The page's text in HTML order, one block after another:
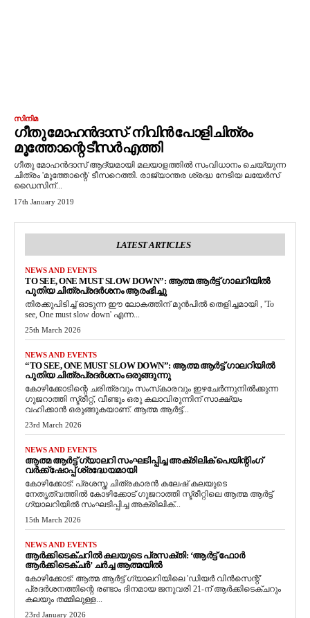
സിനിമ
ഗീതു മോഹന്‍ദാസ്- നിവിന്‍ പോളി ചിത്രം
മൂത്തോന്റെ ടീസര്‍ എത്തി
ഗീതു മോഹന്‍ദാസ് ആദ്യമായി മലയാളത്തില്‍ സംവിധാനം ചെയ്യുന്ന
ചിത്രം 'മൂത്തോന്റെ' ടീസറെത്തി. രാജ്യാന്തര ശ്രദ്ധ നേടിയ ലയേര്‍സ്
ഡൈസിന്...
17th January 2019
LATEST ARTICLES
NEWS AND EVENTS
TO SEE, ONE MUST SLOW DOWN”: ആത്മ ആർട്ട് ഗാലറിയിൽ
പുതിയ ചിത്രപ്രദർശനം ആരംഭിച്ചു
തിരക്കുപിടിച്ച് ഓടുന്ന ഈ ലോകത്തിന് മുൻപിൽ തെളിച്ചമായി , 'To
see, One must slow down' എന്ന...
25th March 2026
NEWS AND EVENTS
“TO SEE, ONE MUST SLOW DOWN”: ആത്മ ആർട്ട് ഗാലറിയിൽ
പുതിയ ചിത്രപ്രദർശനം ഒരുങ്ങുന്നു
കോഴിക്കോടിന്റെ ചരിത്രവും സംസ്‌കാരവും ഇഴചേർന്നുനിൽക്കുന്ന
ഗുജറാത്തി സ്ട്രീറ്റ്, വീണ്ടും ഒരു കലാവിരുന്നിന് സാക്ഷ്യം
വഹിക്കാൻ ഒരുങ്ങുകയാണ്. ആത്മ ആർട്ട്...
23rd March 2026
NEWS AND EVENTS
ആത്മ ആർട്ട് ഗ്യാലറി സംഘടിപ്പിച്ച അക്രിലിക് പെയിന്റിംഗ്
വർക്ക്‌ഷോപ്പ് ശ്രദ്ധേയമായി
കോഴിക്കോട്: പ്രശസ്ത ചിത്രകാരൻ കലേഷ് കലയുടെ
നേതൃത്വത്തിൽ കോഴിക്കോട് ഗുജറാത്തി സ്ട്രീറ്റിലെ ആത്മ ആർട്ട്
ഗ്യാലറിയിൽ സംഘടിപ്പിച്ച അക്രിലിക്...
15th March 2026
NEWS AND EVENTS
ആർക്കിടെക്ചറിൽ കലയുടെ പ്രസക്തി: ‘ആർട്ട് ഫോർ
ആർക്കിടെക്ചർ’ ചർച്ച ആത്മയിൽ
​കോഴിക്കോട്: ആത്മ ആർട്ട് ഗ്യാലറിയിലെ 'ഡിയർ വിൻസെന്റ്'
പ്രദർശനത്തിന്റെ രണ്ടാം ദിനമായ ജനുവരി 21-ന് ആർക്കിടെക്ചറും
കലയും തമ്മിലുള്ള...
23rd January 2026